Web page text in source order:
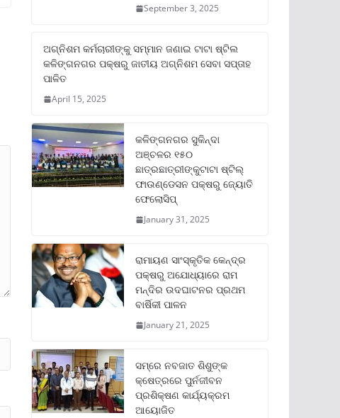
September 3, 2025
ଅଗ୍ନିଶମ କର୍ମଚାରୀଙ୍କୁ ସମ୍ମାନ ଜଣାଇ ଟାଟା ଷ୍ଟିଲ
କଳିଙ୍ଗନଗର ପକ୍ଷରୁ ଜାତୀୟ ଅଗ୍ନିଶମ ସେବା ସପ୍ତାହ
ପାଳିତ
April 15, 2025
କଳିଙ୍ଗନଗର ସୁକିନ୍ଦା
ଅଞ୍ଚଳର ୧୫୦
ଛାତ୍ରଛାତ୍ରୀଙ୍କୁଟାଟା ଷ୍ଟିଲ୍
ଫାଉଣ୍ଡେସନ ପକ୍ଷରୁ ଜ୍ୟୋତି
ଫେଲୋସିପ୍‌
January 31, 2025
ରାମାୟଣ ସାଂସ୍କୃତିକ କେନ୍ଦ୍ର
ପକ୍ଷରୁ ଅଯୋଧ୍ୟାରେ ରାମ
ମନ୍ଦିର ଉଦଘାଟନର ପ୍ରଥମ
ବାର୍ଷିକୀ ପାଳନ
January 21, 2025
ସମ୍‌ରେ ନବଜାତ ଶିଶୁଙ୍କ
କ୍ଷେତ୍ରରେ ପୁର୍ନଜୀବନ
ପ୍ରଶିକ୍ଷଣ କାର୍ଯ୍ୟକ୍ରମ
ଆୟୋଜିତ